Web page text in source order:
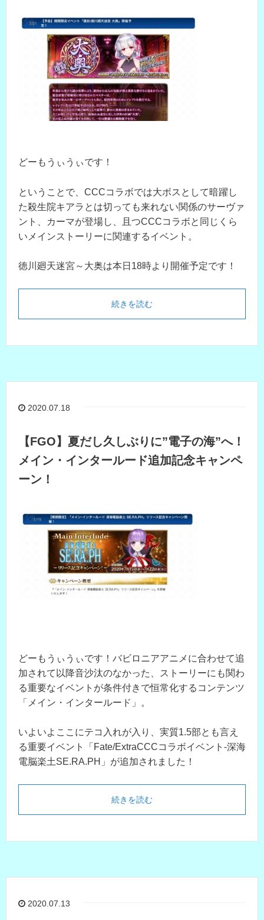
どーもうぃうぃです！
ということで、CCCコラボでは大ボスとして暗躍し
た殺生院キアラとは切っても来れない関係のサーヴァ
ント、カーマが登場し、且つCCCコラボと同じくら
いメインストーリーに関連するイベント。
徳川廻天迷宮～大奥は本日18時より開催予定です！
続きを読む
2020.07.18
【FGO】夏だし久しぶりに”電子の海”へ！
メイン・インタールード追加記念キャンペ
ーン！
どーもうぃうぃです！バビロニアアニメに合わせて追
加されて以降音沙汰のなかった、ストーリーにも関わ
る重要なイベントが条件付きで恒常化するコンテンツ
「メイン・インタールード」。
いよいよここにテコ入れが入り、実質1.5部とも言え
る重要イベント「Fate/ExtraCCCコラボイベント-深海
電脳楽土SE.RA.PH」が追加されました！
続きを読む
2020.07.13